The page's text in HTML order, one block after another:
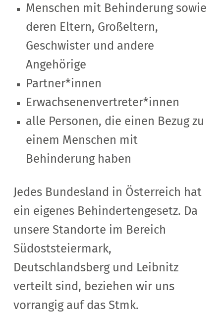
Menschen mit Behinderung sowie
deren Eltern, Großeltern,
Geschwister und andere
Angehörige
Partner*innen
Erwachsenenvertreter*innen
alle Personen, die einen Bezug zu
einem Menschen mit
Behinderung haben
Jedes Bundesland in Österreich hat
ein eigenes Behindertengesetz. Da
unsere Standorte im Bereich
Südoststeiermark,
Deutschlandsberg und Leibnitz
verteilt sind, beziehen wir uns
vorrangig auf das Stmk.